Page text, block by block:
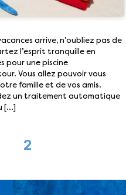
arrive, n’oubliez pas de
l’esprit tranquille en
pour une piscine
Vous allez pouvoir vous
famille et de vos amis.
un traitement automatique
[…]
2